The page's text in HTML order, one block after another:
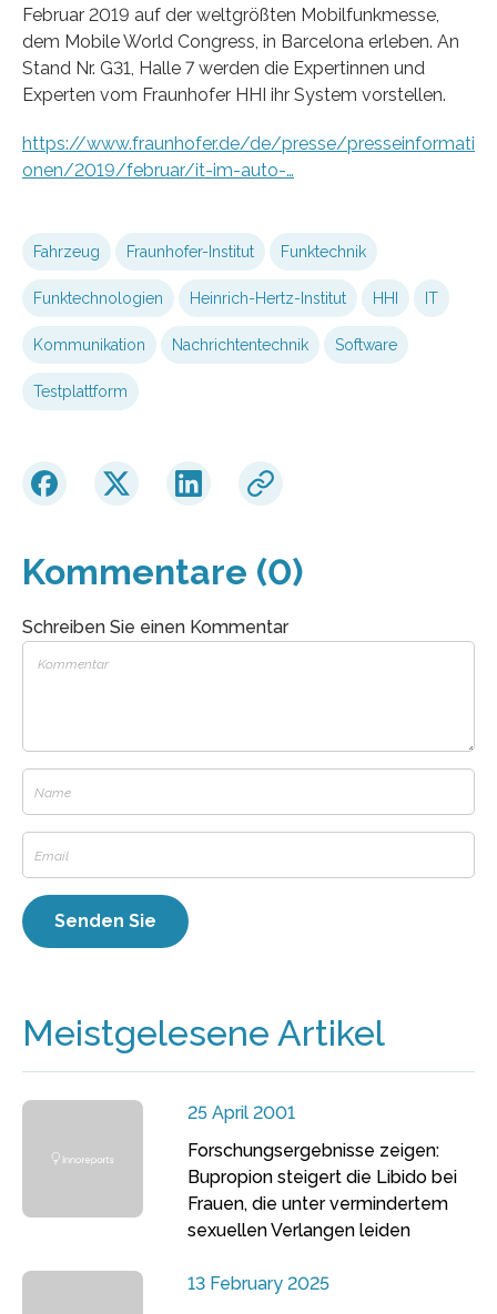
Februar 2019 auf der weltgrößten Mobilfunkmesse,
dem Mobile World Congress, in Barcelona erleben. An
Stand Nr. G31, Halle 7 werden die Expertinnen und
Experten vom Fraunhofer HHI ihr System vorstellen.
https://www.fraunhofer.de/de/presse/presseinformati
onen/2019/februar/it-im-auto-…
Fahrzeug Fraunhofer-Institut Funktechnik
Funktechnologien Heinrich-Hertz-Institut HHI IT
Kommunikation Nachrichtentechnik Software
Testplattform
Kommentare (0)
Schreiben Sie einen Kommentar
Meistgelesene Artikel
25 April 2001
Forschungsergebnisse zeigen:
Bupropion steigert die Libido bei
Frauen, die unter vermindertem
sexuellen Verlangen leiden
13 February 2025